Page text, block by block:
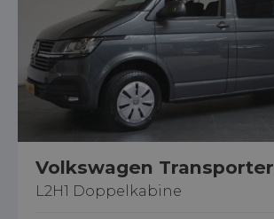
Volkswagen Transporter
L2H1 Doppelkabine